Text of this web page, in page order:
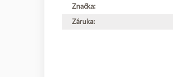
Značka:
Záruka: